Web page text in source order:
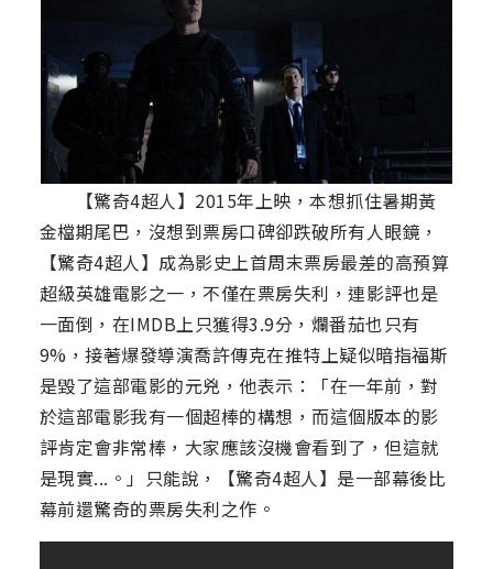
【驚奇4超人】2015年上映，本想抓住暑期黃
金檔期尾巴，沒想到票房口碑卻跌破所有人眼鏡，
【驚奇4超人】成為影史上首周末票房最差的高預算
超級英雄電影之一，不僅在票房失利，連影評也是
一面倒，在IMDB上只獲得3.9分，爛番茄也只有
9%，接著爆發導演喬許傳克在推特上疑似暗指福斯
是毀了這部電影的元兇，他表示：「在一年前，對
於這部電影我有一個超棒的構想，而這個版本的影
評肯定會非常棒，大家應該沒機會看到了，但這就
是現實...。」只能說，【驚奇4超人】是一部幕後比
幕前還驚奇的票房失利之作。